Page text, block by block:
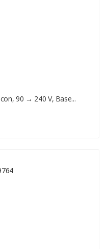
90 → 240 V, Base...